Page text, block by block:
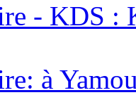
- KDS :
à